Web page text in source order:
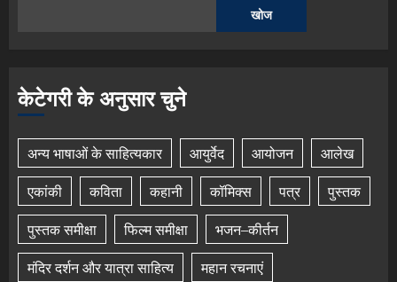
खोज
केटेगरी के अनुसार चुने
अन्य भाषाओं के साहित्यकार आयुर्वेद आयोजन
आलेख
एकांकी
कविता कहानी कॉमिक्स पत्र
पुस्तक
पुस्तक समीक्षा
फिल्म समीक्षा
भजन–कीर्तन
मंदिर दर्शन और यात्रा साहित्य
महान रचनाएं